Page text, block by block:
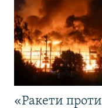
«Ракети